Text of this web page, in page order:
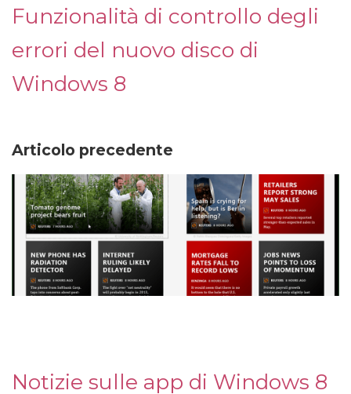
Funzionalità di controllo degli
errori del nuovo disco di
Windows 8
Articolo precedente
Notizie sulle app di Windows 8